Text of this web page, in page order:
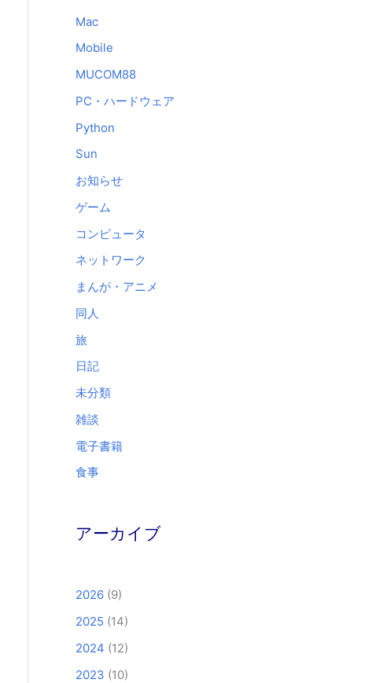
Mac
Mobile
MUCOM88
PC・ハードウェア
Python
Sun
お知らせ
ゲーム
コンピュータ
ネットワーク
まんが・アニメ
同人
旅
日記
未分類
雑談
電子書籍
食事
アーカイブ
2026 (9)
2025 (14)
2024 (12)
2023 (10)